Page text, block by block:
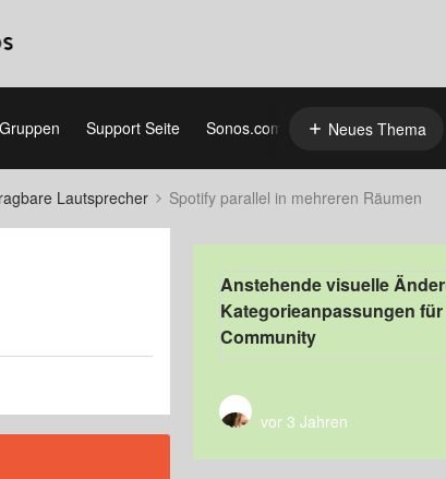
Gruppen Support Seite Sonos.com Neues Thema
Lautsprecher Spotify parallel in mehreren Räumen
Anstehende visuelle
Kategorieanpassungen
Community
vor 3 Jahren